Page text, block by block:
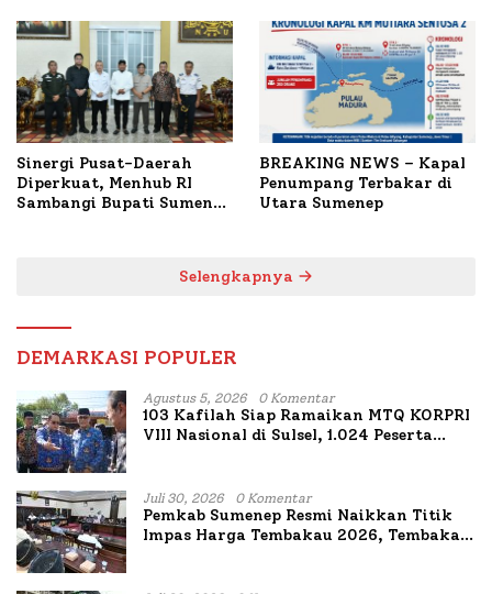
Terbakar
Sinergi Pusat-Daerah
Diperkuat, Menhub RI
Sambangi Bupati Sumenep
BREAKING NEWS – Kapal
Penumpang Terbakar di
Utara Sumenep
Selengkapnya
DEMARKASI POPULER
Agustus 5, 2026 0 Komentar
103 Kafilah Siap Ramaikan MTQ KORPRI
VIII Nasional di Sulsel, 1.024 Peserta
Juli 30, 2026 0 Komentar
Pemkab Sumenep Resmi Naikkan Titik
Impas Harga Tembakau 2026, Tembakau